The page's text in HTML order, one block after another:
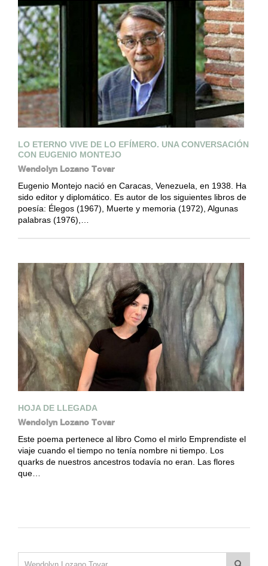
LO ETERNO VIVE DE LO EFÍMERO. UNA CONVERSACIÓN
CON EUGENIO MONTEJO
Wendolyn Lozano Tovar
Eugenio Montejo nació en Caracas, Venezuela, en 1938. Ha
sido editor y diplomático. Es autor de los siguientes libros de
poesía: Élegos (1967), Muerte y memoria (1972), Algunas
palabras (1976),…
HOJA DE LLEGADA
Wendolyn Lozano Tovar
Este poema pertenece al libro Como el mirlo Emprendiste el
viaje cuando el tiempo no tenía nombre ni tiempo. Los
quarks de nuestros ancestros todavía no eran. Las flores
que…